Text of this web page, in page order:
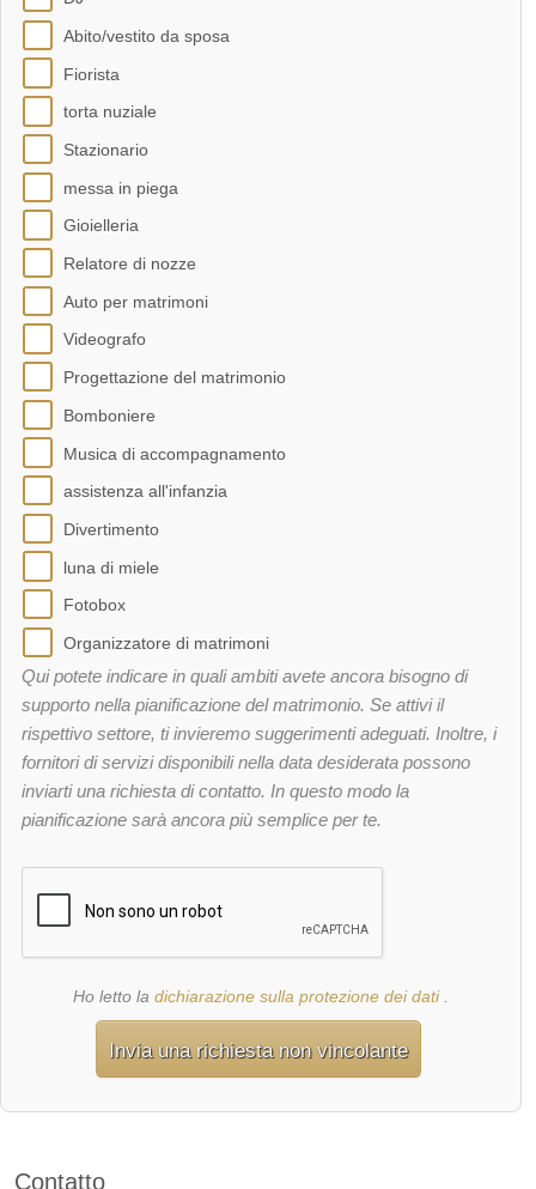
Abito/vestito da sposa
Fiorista
torta nuziale
Stazionario
messa in piega
Gioielleria
Relatore di nozze
Auto per matrimoni
Videografo
Progettazione del matrimonio
Bomboniere
Musica di accompagnamento
assistenza all'infanzia
Divertimento
luna di miele
Fotobox
Organizzatore di matrimoni
Qui potete indicare in quali ambiti avete ancora bisogno di
supporto nella pianificazione del matrimonio. Se attivi il
rispettivo settore, ti invieremo suggerimenti adeguati. Inoltre, i
fornitori di servizi disponibili nella data desiderata possono
inviarti una richiesta di contatto. In questo modo la
pianificazione sarà ancora più semplice per te.
Ho letto la dichiarazione sulla protezione dei dati.
Invia una richiesta non vincolante
Contatto